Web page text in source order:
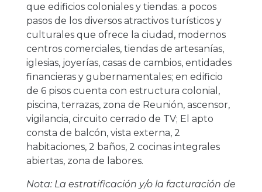
que edificios coloniales y tiendas. a pocos
pasos de los diversos atractivos turísticos y
culturales que ofrece la ciudad, modernos
centros comerciales, tiendas de artesanías,
iglesias, joyerías, casas de cambios, entidades
financieras y gubernamentales; en edificio
de 6 pisos cuenta con estructura colonial,
piscina, terrazas, zona de Reunión, ascensor,
vigilancia, circuito cerrado de TV; El apto
consta de balcón, vista externa, 2
habitaciones, 2 baños, 2 cocinas integrales
abiertas, zona de labores.
Nota: La estratificación y/o la facturación de